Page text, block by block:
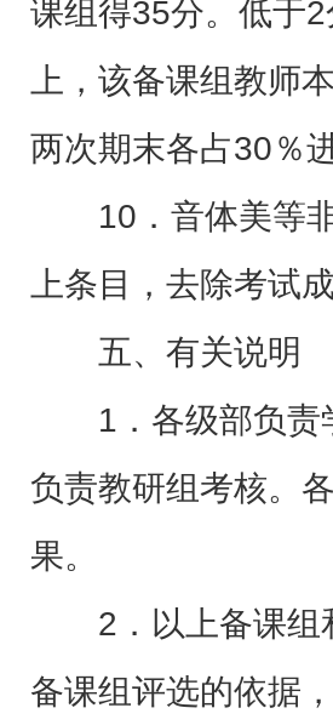
课组得35分。低于
上，该备课组教师
两次期末各占30％
10．音体美等
上条目，去除考试
五、有关说明
1．各级部负
负责教研组考核。
果。
2．以上备课
备课组评选的依据